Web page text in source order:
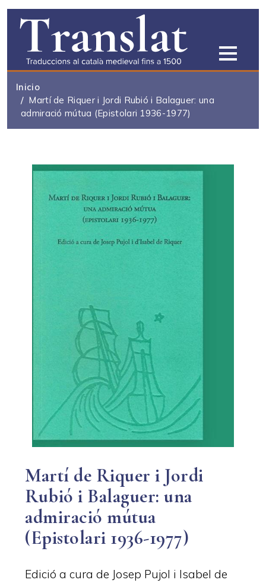
Pasar al contenido principal
Inicio
Martí de Riquer i Jordi Rubió i Balaguer: una
admiració mútua (Epistolari 1936-1977)
Martí de Riquer i Jordi
Rubió i Balaguer: una
admiració mútua
(Epistolari 1936-1977)
Edició a cura de Josep Pujol i Isabel de